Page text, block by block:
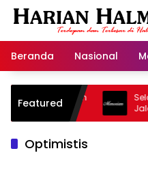
Langsung
Beranda
Nasional
Featured
Warisan
Jalan
Optimistis